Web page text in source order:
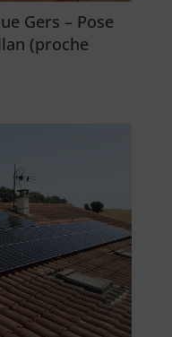
Gers – Pose
(proche